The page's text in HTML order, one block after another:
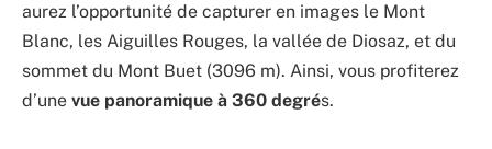
aurez l’opportunité de capturer en images le Mont
Blanc, les Aiguilles Rouges, la vallée de Diosaz, et du
sommet du Mont Buet (3096 m). Ainsi, vous profiterez
d’une vue panoramique à 360 degrés.